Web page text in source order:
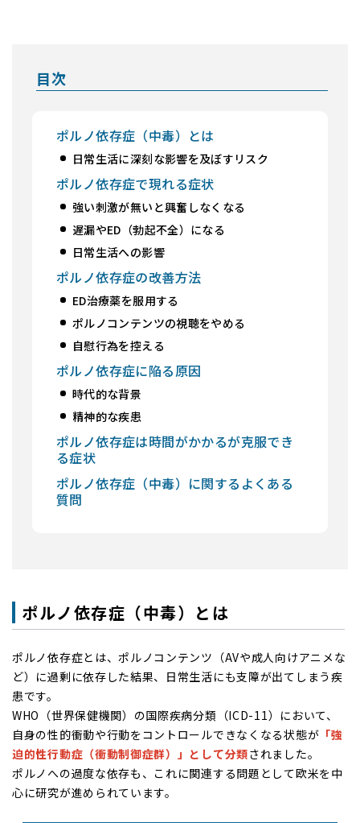
目次
ポルノ依存症（中毒）とは
日常生活に深刻な影響を及ぼすリスク
ポルノ依存症で現れる症状
強い刺激が無いと興奮しなくなる
遅漏やED（勃起不全）になる
日常生活への影響
ポルノ依存症の改善方法
ED治療薬を服用する
ポルノコンテンツの視聴をやめる
自慰行為を控える
ポルノ依存症に陥る原因
時代的な背景
精神的な疾患
ポルノ依存症は時間がかかるが克服でき
る症状
ポルノ依存症（中毒）に関するよくある
質問
ポルノ依存症（中毒）とは
ポルノ依存症とは、ポルノコンテンツ（AVや成人向けアニメな
ど）に過剰に依存した結果、日常生活にも支障が出てしまう疾
患です。
WHO（世界保健機関）の国際疾病分類（ICD-11）において、
自身の性的衝動や行動をコントロールできなくなる状態が 「強
迫的性行動症（衝動制御症群）」として分類されました。
ポルノへの過度な依存も、これに関連する問題として欧米を中
心に研究が進められています。